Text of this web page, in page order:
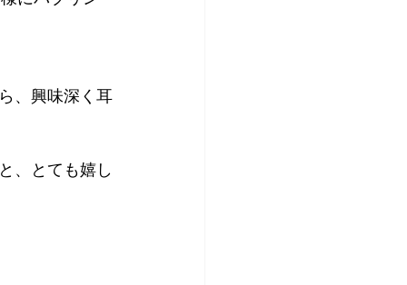
、興味深く耳
、とても嬉し